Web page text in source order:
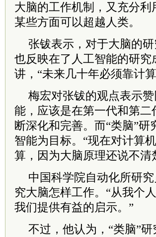
大脑的工作机制，又充分
某些方面可以超越人类。
张钹表示，对于大脑的
也反映在了人工智能的研
讲，“未来几十年必须靠计
梅宏对张钹的观点表示
能，应该是在第一代和第
断深化和完善。而“类脑”
智能为目标。“现在对计算
算，因为大脑原理还说不清
中国科学院自动化所研
究大脑怎样工作。“从我个
我们提供有益的启示。”
不过，他认为，“类脑”